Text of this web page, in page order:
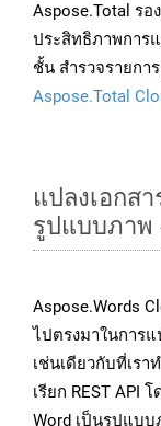
Aspose.Total ร
ประสิทธิภาพการ
ชั้น สำรวจรายก
Aspose.Total
แปลงเอกส
รูปแบบภา
Aspose.Words
ไปตรงมาในการ
เช่นเดียวกับที่เรา
เรียก REST API
Word เป็นรูปแบบ